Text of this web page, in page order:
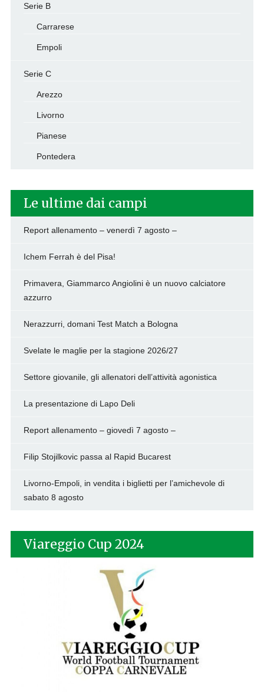
Serie B
Carrarese
Empoli
Serie C
Arezzo
Livorno
Pianese
Pontedera
Le ultime dai campi
Report allenamento – venerdì 7 agosto –
Ichem Ferrah è del Pisa!
Primavera, Giammarco Angiolini è un nuovo calciatore
azzurro
Nerazzurri, domani Test Match a Bologna
Svelate le maglie per la stagione 2026/27
Settore giovanile, gli allenatori dell’attività agonistica
La presentazione di Lapo Deli
Report allenamento – giovedì 7 agosto –
Filip Stojilkovic passa al Rapid Bucarest
Livorno-Empoli, in vendita i biglietti per l’amichevole di
sabato 8 agosto
Viareggio Cup 2024